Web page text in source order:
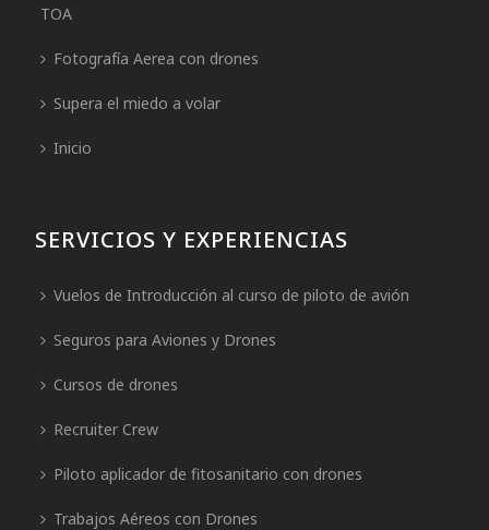
TOA
Fotografía Aerea con drones
Supera el miedo a volar
Inicio
SERVICIOS Y EXPERIENCIAS
Vuelos de Introducción al curso de piloto de avión
Seguros para Aviones y Drones
Cursos de drones
Recruiter Crew
Piloto aplicador de fitosanitario con drones
Trabajos Aéreos con Drones